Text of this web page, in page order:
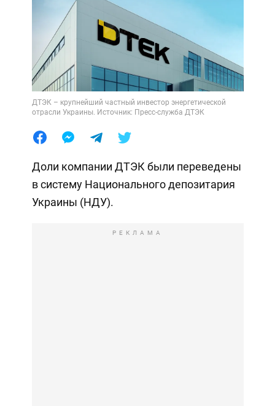
ДТЭК – крупнейший частный инвестор энергетической
отрасли Украины. Источник: Пресс-служба ДТЭК
Доли компании ДТЭК были переведены
в систему Национального депозитария
Украины (НДУ).
РЕКЛАМА